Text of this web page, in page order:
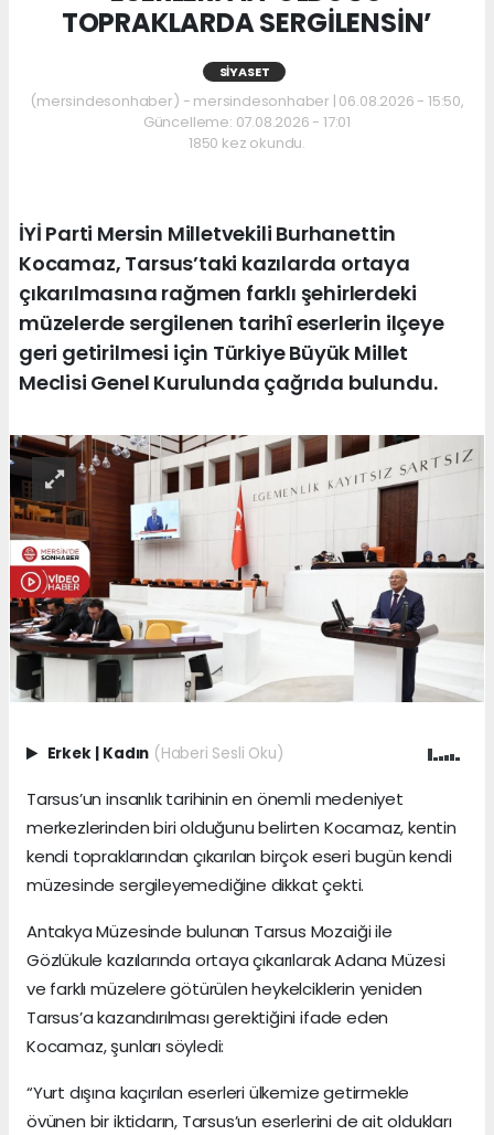
TOPRAKLARDA SERGİLENSİN’
SIYASET
(mersindesonhaber) - mersindesonhaber | 06.08.2026 - 15:50,
Güncelleme: 07.08.2026 - 17:01
1850 kez okundu.
İYİ Parti Mersin Milletvekili Burhanettin
Kocamaz, Tarsus’taki kazılarda ortaya
çıkarılmasına rağmen farklı şehirlerdeki
müzelerde sergilenen tarihî eserlerin ilçeye
geri getirilmesi için Türkiye Büyük Millet
Meclisi Genel Kurulunda çağrıda bulundu.
Erkek | Kadın (Haberi Sesli Oku)
Tarsus’un insanlık tarihinin en önemli medeniyet
merkezlerinden biri olduğunu belirten Kocamaz, kentin
kendi topraklarından çıkarılan birçok eseri bugün kendi
müzesinde sergileyemediğine dikkat çekti.
Antakya Müzesinde bulunan Tarsus Mozaiği ile
Gözlükule kazılarında ortaya çıkarılarak Adana Müzesi
ve farklı müzelere götürülen heykelciklerin yeniden
Tarsus’a kazandırılması gerektiğini ifade eden
Kocamaz, şunları söyledi:
“Yurt dışına kaçırılan eserleri ülkemize getirmekle
övünen bir iktidarın, Tarsus’un eserlerini de ait oldukları